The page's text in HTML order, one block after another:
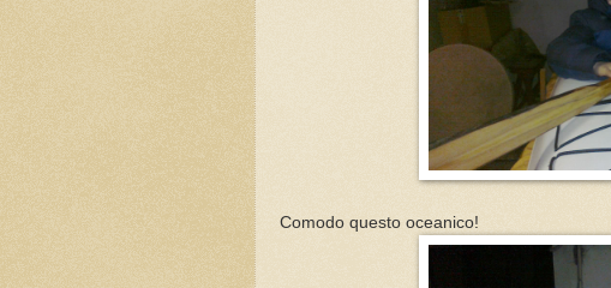
Comodo questo oceanico!